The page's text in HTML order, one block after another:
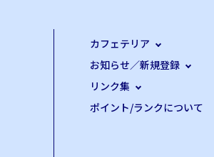
カフェテリア
お知らせ／新規登録
リンク集
ポイント/ランクについて